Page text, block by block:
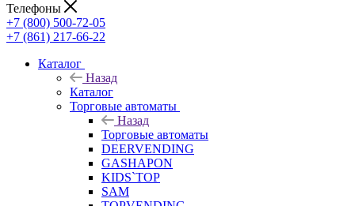
Телефоны
+7 (800) 500-72-05
+7 (861) 217-66-22
Каталог
Назад
Каталог
Торговые автоматы
Назад
Торговые автоматы
DEERVENDING
GASHAPON
KIDS`TOP
SAM